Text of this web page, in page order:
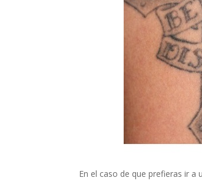
En el caso de que prefieras ir a